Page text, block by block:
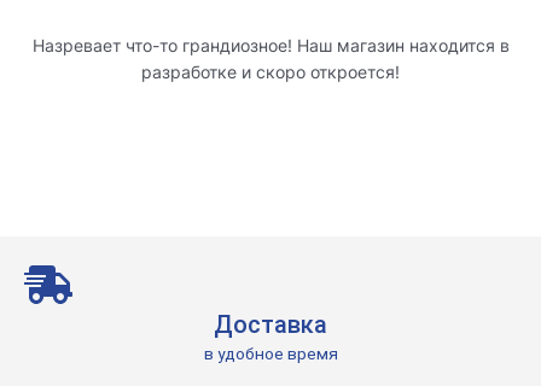
Назревает что-то грандиозное! Наш магазин находится в
разработке и скоро откроется!
Доставка
в удобное время